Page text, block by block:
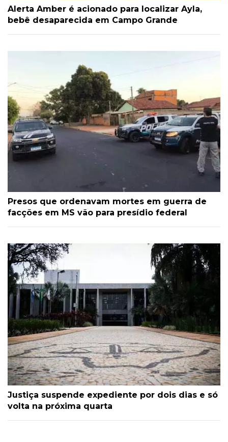
Alerta Amber é acionado para localizar Ayla,
bebê desaparecida em Campo Grande
Presos que ordenavam mortes em guerra de
facções em MS vão para presídio federal
Justiça suspende expediente por dois dias e só
volta na próxima quarta